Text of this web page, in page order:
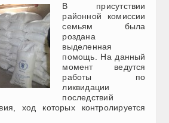
В присутствии
районной комиссии
семьям была
роздана
выделенная
помощь. На данный
момент ведутся
работы по
ликвидации
последствий
ход которых контролируется